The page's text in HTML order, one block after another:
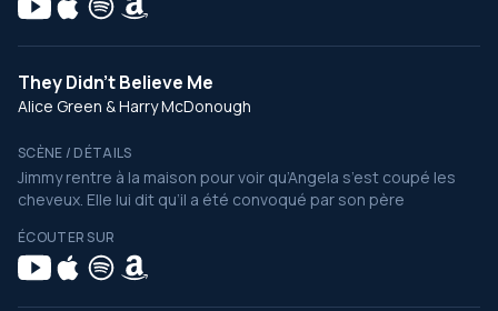
They Didn't Believe Me
Alice Green & Harry McDonough
SCÈNE / DÉTAILS
Jimmy rentre à la maison pour voir qu’Angela s’est coupé les
cheveux. Elle lui dit qu’il a été convoqué par son père
ÉCOUTER SUR